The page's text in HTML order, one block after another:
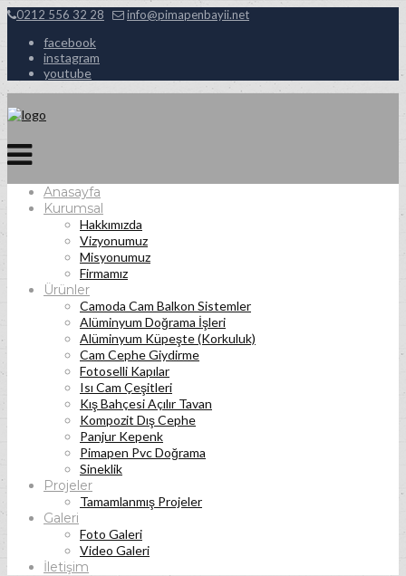
0212 556 32 28 info@pimapenbayii.net
facebook
instagram
youtube
Anasayfa
Kurumsal
Hakkımızda
Vizyonumuz
Misyonumuz
Firmamız
Ürünler
Camoda Cam Balkon Sistemler
Alüminyum Doğrama İşleri
Alüminyum Küpeşte (Korkuluk)
Cam Cephe Giydirme
Fotoselli Kapılar
Isı Cam Çeşitleri
Kış Bahçesi Açılır Tavan
Kompozit Dış Cephe
Panjur Kepenk
Pimapen Pvc Doğrama
Sineklik
Projeler
Tamamlanmış Projeler
Galeri
Foto Galeri
Video Galeri
İletişim